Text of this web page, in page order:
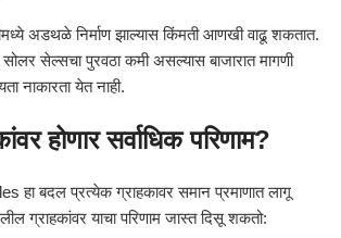
अडथळे निर्माण झाल्यास किंमती आणखी वाढू शकतात.
सेल्सचा पुरवठा कमी असल्यास बाजारात मागणी
नाकारता येत नाही.
होणार सर्वाधिक परिणाम?
हा बदल प्रत्येक ग्राहकावर समान प्रमाणात लागू
ग्राहकांवर याचा परिणाम जास्त दिसू शकतो: